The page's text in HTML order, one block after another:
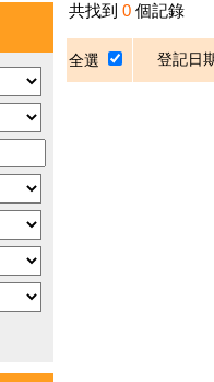
共找到 0 個記錄
全選 登記日